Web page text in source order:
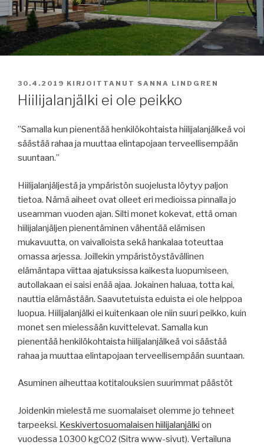
JULKAISTU
30.4.2019 KIRJOITTANUT SANNA LINDGREN
Hiilijalanjälki ei ole peikko
”Samalla kun pienentää henkilökohtaista hiilijalanjälkeä voi
säästää rahaa ja muuttaa elintapojaan terveellisempään
suuntaan.”
Hiilijalanjäljestä ja ympäristön suojelusta löytyy paljon
tietoa. Nämä aiheet ovat olleet eri medioissa pinnalla jo
useamman vuoden ajan. Silti monet kokevat, että oman
hiilijalanjäljen pienentäminen vähentää elämisen
mukavuutta, on vaivalloista sekä hankalaa toteuttaa
omassa arjessa. Joillekin ympäristöystävällinen
elämäntapa viittaa ajatuksissa kaikesta luopumiseen,
autollakaan ei saisi enää ajaa. Jokainen haluaa, totta kai,
nauttia elämästään. Saavutetuista eduista ei ole helppoa
luopua. Hiilijalanjälki ei kuitenkaan ole niin suuri peikko, kuin
monet sen mielessään kuvittelevat. Samalla kun
pienentää henkilökohtaista hiilijalanjälkeä voi säästää
rahaa ja muuttaa elintapojaan terveellisempään suuntaan.
Asuminen aiheuttaa kotitalouksien suurimmat päästöt
Joidenkin mielestä me suomalaiset olemme jo tehneet
tarpeeksi. Keskivertosuomalaisen hiilijalanjälki on
vuodessa 10300 kgCO2 (Sitra www-sivut). Vertailuna